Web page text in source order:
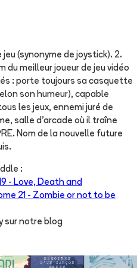
jeu (synonyme de joystick). 2.
du meilleur joueur de jeu vidéo
: porte toujours sa casquette
son humeur), capable
les jeux, ennemi juré de
salle d'arcade où il traîne
Nom de la nouvelle future
:
- Love, Death and
21 - Zombie or not to be
sur notre blog